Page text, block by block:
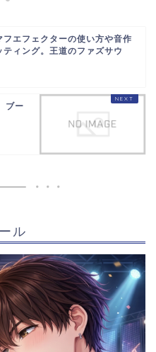
フエフェクターの使い方や音作
ティング。王道のファズサウ
ブー
ル